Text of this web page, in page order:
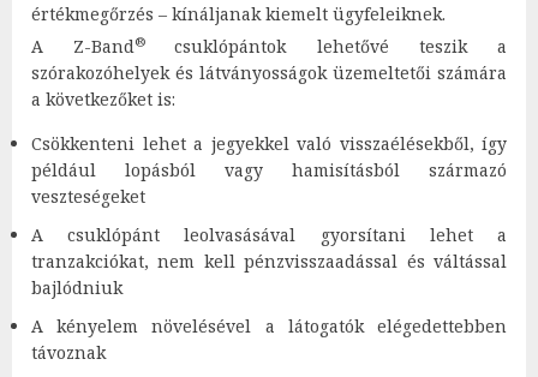
értékmegőrzés – kínáljanak kiemelt ügyfeleiknek.
A Z-Band® csuklópántok lehetővé teszik a
szórakozóhelyek és látványosságok üzemeltetői számára
a következőket is:
Csökkenteni lehet a jegyekkel való visszaélésekből, így
például lopásból vagy hamisításból származó
veszteségeket
A csuklópánt leolvasásával gyorsítani lehet a
tranzakciókat, nem kell pénzvisszaadással és váltással
bajlódniuk
A kényelem növelésével a látogatók elégedettebben
távoznak